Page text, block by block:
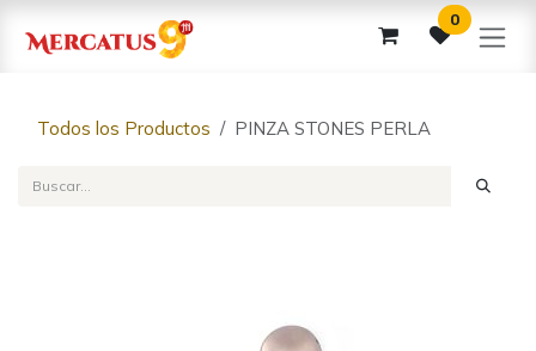
0
Todos los Productos PINZA STONES PERLA